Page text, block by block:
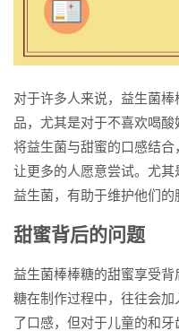
对于许多人来说，益生菌
品，尤其是对于不喜欢喝
将益生菌与甜蜜的口感结合
让更多的人愿意尝试。尤
益生菌，有助于维护他们的
甜蜜背后的问题
益生菌棒棒糖的甜蜜享受
糖在制作过程中，往往会
了口感，但对于儿童的和